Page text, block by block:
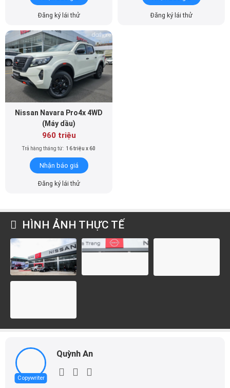
Đăng ký lái thử Đăng ký lái thử
Nissan Navara Pro4x 4WD
(Máy dầu)
960 triệu
Trả hàng tháng từ: 16 triệu x 60
Nhận báo giá
Đăng ký lái thử
HÌNH ẢNH THỰC TẾ
Copywriter
Quỳnh An